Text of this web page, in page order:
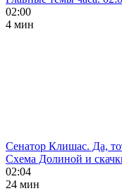
02:00
4 мин
Сенатор Клишас. Да,
Схема Долиной и
02:04
24 мин